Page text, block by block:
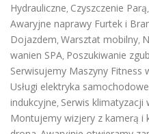
Hydrauliczne, Czyszczenie Parą,
Awaryjne naprawy Furtek i
Dojazdem, Warsztat mobilny,
wanien SPA, Poszukiwanie
Serwisujemy Maszyny Fitness
Usługi elektryka
indukcyjne, Serwis klimatyzacji
Montujemy wizjery z kamerą i